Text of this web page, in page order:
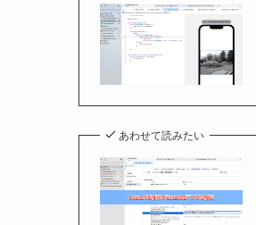
あわせて読みたい